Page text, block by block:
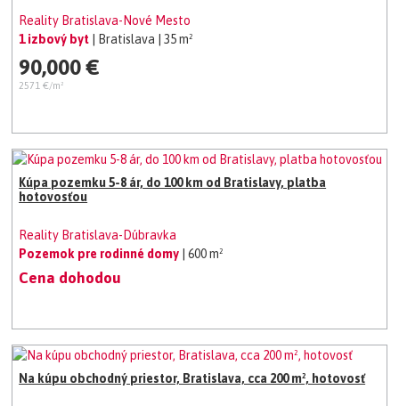
Reality Bratislava-Nové Mesto
1 izbový byt | Bratislava | 35 m²
90,000 €
2571 €/m²
Kúpa pozemku 5-8 ár, do 100 km od Bratislavy, platba
hotovosťou
Reality Bratislava-Dúbravka
Pozemok pre rodinné domy
| 600 m²
Cena dohodou
Na kúpu obchodný priestor, Bratislava, cca 200 m², hotovosť